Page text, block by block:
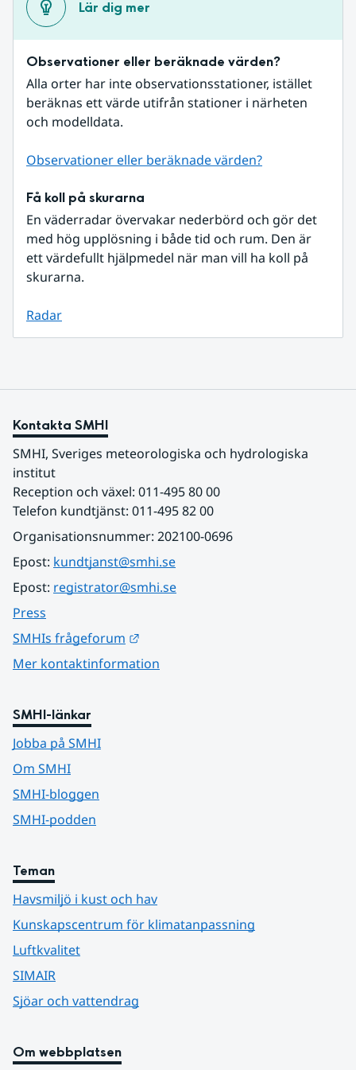
Lär dig mer
Observationer eller beräknade värden?
Alla orter har inte observationsstationer, istället
beräknas ett värde utifrån stationer i närheten
och modelldata.
Observationer eller beräknade värden?
Få koll på skurarna
En väderradar övervakar nederbörd och gör det
med hög upplösning i både tid och rum. Den är
ett värdefullt hjälpmedel när man vill ha koll på
skurarna.
Radar
Kontakta SMHI
SMHI, Sveriges meteorologiska och hydrologiska
institut
Reception och växel: 011-495 80 00
Telefon kundtjänst: 011-495 82 00
Organisationsnummer: 202100-0696
Epost: kundtjanst@smhi.se
Epost: registrator@smhi.se
Press
SMHIs frågeforum
Mer kontaktinformation
SMHI-länkar
Jobba på SMHI
Om SMHI
SMHI-bloggen
SMHI-podden
Teman
Havsmiljö i kust och hav
Kunskapscentrum för klimatanpassning
Luftkvalitet
SIMAIR
Sjöar och vattendrag
Om webbplatsen